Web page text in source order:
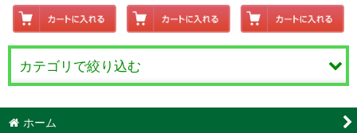
カテゴリで絞り込む
ホーム